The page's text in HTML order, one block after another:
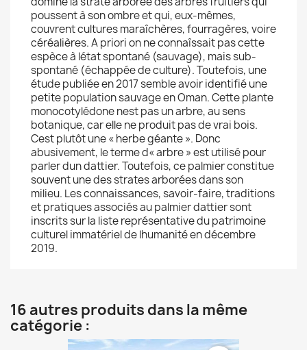
poussent à son ombre et qui, eux-mêmes,
couvrent cultures maraîchères, fourragères, voire
céréalières. A priori on ne connaîssait pas cette
espèce à létat spontané (sauvage), mais sub-
spontané (échappée de culture). Toutefois, une
étude publiée en 2017 semble avoir identifié une
petite population sauvage en Oman. Cette plante
monocotylédone nest pas un arbre, au sens
botanique, car elle ne produit pas de vrai bois.
Cest plutôt une « herbe géante ». Donc
abusivement, le terme d« arbre » est utilisé pour
parler dun dattier. Toutefois, ce palmier constitue
souvent une des strates arborées dans son
milieu. Les connaissances, savoir-faire, traditions
et pratiques associés au palmier dattier sont
inscrits sur la liste représentative du patrimoine
culturel immatériel de lhumanité en décembre
2019.
16 autres produits dans la même
catégorie :